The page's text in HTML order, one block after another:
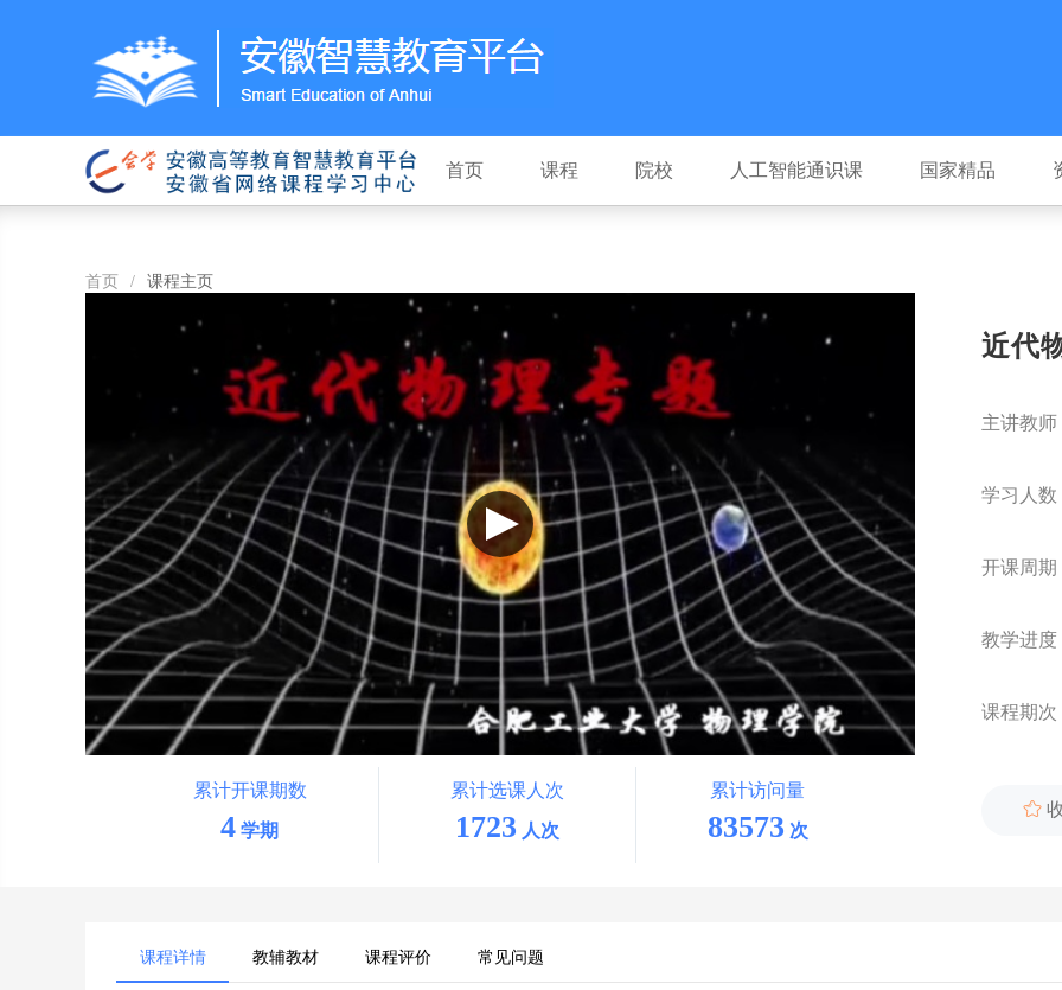
首页 课程 院校 人工智能通识课 国家精品
首页 / 课程主页
累计开课期数
4 学期
累计选课人次
1723 人次
累计访问量
83573 次
近代
主讲教师
学习人数
开课周期
教学进度
课程期次

课程详情 教辅教材 课程评价 常见问题